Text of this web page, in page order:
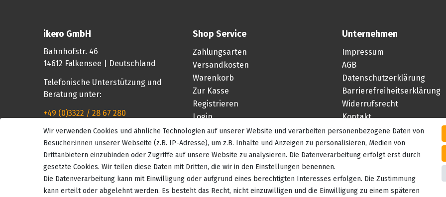
ikero GmbH
Bahnhofstr. 46
14612 Falkensee | Deutschland
Telefonische Unterstützung und
Beratung unter:
+49 (0)3322 / 28 67 280
Mo-Fr, 08:00 - 16:00 Uhr
Shop Service
Zahlungsarten
Versandkosten
Warenkorb
Zur Kasse
Registrieren
Login
Vertrag widerrufen
Unternehmen
Impressum
AGB
Datenschutzerklärung
Barrierefreiheitserklärung
Widerrufsrecht
Kontakt
Wir verwenden Cookies und ähnliche Technologien auf unserer Website und verarbeiten personenbezogene Daten von
Besucher:innen unserer Webseite (z.B. IP-Adresse), um z.B. Inhalte und Anzeigen zu personalisieren, Medien von
Drittanbietern einzubinden oder Zugriffe auf unsere Website zu analysieren. Die Datenverarbeitung erfolgt erst durch
gesetzte Cookies. Wir teilen diese Daten mit Dritten, die wir in den Einstellungen benennen.
Die Datenverarbeitung kann mit Einwilligung oder aufgrund eines berechtigten Interesses erfolgen. Die Zustimmung
kann erteilt oder abgelehnt werden. Es besteht das Recht, nicht einzuwilligen und die Einwilligung zu einem späteren